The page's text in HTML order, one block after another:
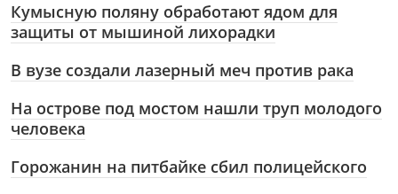
Кумысную поляну обработают ядом для
защиты от мышиной лихорадки
В вузе создали лазерный меч против рака
На острове под мостом нашли труп молодого
человека
Горожанин на питбайке сбил полицейского